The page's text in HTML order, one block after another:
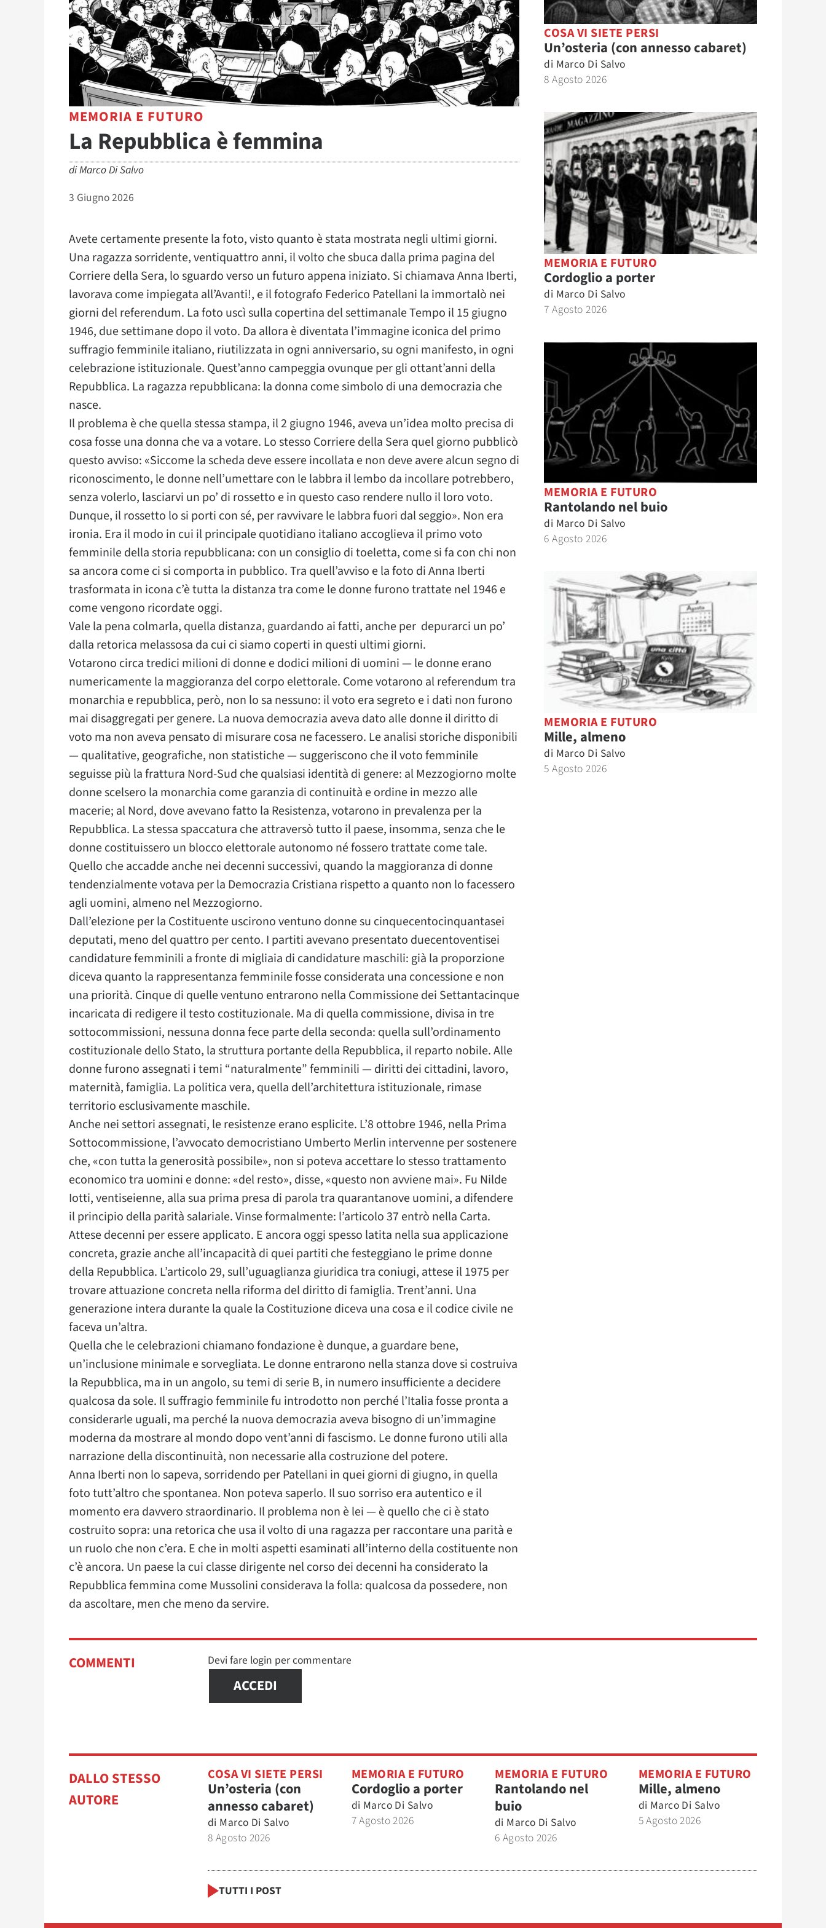
MEMORIA E FUTURO
La Repubblica è femmina
diMarco Di Salvo
3 Giugno 2026
Avete certamente presente la foto, visto quanto è stata mostrata negli ultimi giorni.
Una ragazza sorridente, ventiquattro anni, il volto che sbuca dalla prima pagina del
Corriere della Sera, lo sguardo verso un futuro appena iniziato. Si chiamava Anna Iberti,
lavorava come impiegata all’Avanti!, e il fotografo Federico Patellani la immortalò nei
giorni del referendum. La foto uscì sulla copertina del settimanale Tempo il 15 giugno
1946, due settimane dopo il voto. Da allora è diventata l’immagine iconica del primo
suffragio femminile italiano, riutilizzata in ogni anniversario, su ogni manifesto, in ogni
celebrazione istituzionale. Quest’anno campeggia ovunque per gli ottant’anni della
Repubblica. La ragazza repubblicana: la donna come simbolo di una democrazia che
nasce.
Il problema è che quella stessa stampa, il 2 giugno 1946, aveva un’idea molto precisa di
cosa fosse una donna che va a votare. Lo stesso Corriere della Sera quel giorno pubblicò
questo avviso: «Siccome la scheda deve essere incollata e non deve avere alcun segno di
riconoscimento, le donne nell’umettare con le labbra il lembo da incollare potrebbero,
senza volerlo, lasciarvi un po’ di rossetto e in questo caso rendere nullo il loro voto.
Dunque, il rossetto lo si porti con sé, per ravvivare le labbra fuori dal seggio». Non era
ironia. Era il modo in cui il principale quotidiano italiano accoglieva il primo voto
femminile della storia repubblicana: con un consiglio di toeletta, come si fa con chi non
sa ancora come ci si comporta in pubblico. Tra quell’avviso e la foto di Anna Iberti
trasformata in icona c’è tutta la distanza tra come le donne furono trattate nel 1946 e
come vengono ricordate oggi.
Vale la pena colmarla, quella distanza, guardando ai fatti, anche per depurarci un po’
dalla retorica melassosa da cui ci siamo coperti in questi ultimi giorni.
Votarono circa tredici milioni di donne e dodici milioni di uomini — le donne erano
numericamente la maggioranza del corpo elettorale. Come votarono al referendum tra
monarchia e repubblica, però, non lo sa nessuno: il voto era segreto e i dati non furono
mai disaggregati per genere. La nuova democrazia aveva dato alle donne il diritto di
voto ma non aveva pensato di misurare cosa ne facessero. Le analisi storiche disponibili
— qualitative, geografiche, non statistiche — suggeriscono che il voto femminile
seguisse più la frattura Nord-Sud che qualsiasi identità di genere: al Mezzogiorno molte
donne scelsero la monarchia come garanzia di continuità e ordine in mezzo alle
macerie; al Nord, dove avevano fatto la Resistenza, votarono in prevalenza per la
Repubblica. La stessa spaccatura che attraversò tutto il paese, insomma, senza che le
donne costituissero un blocco elettorale autonomo né fossero trattate come tale.
Quello che accadde anche nei decenni successivi, quando la maggioranza di donne
tendenzialmente votava per la Democrazia Cristiana rispetto a quanto non lo facessero
agli uomini, almeno nel Mezzogiorno.
Dall’elezione per la Costituente uscirono ventuno donne su cinquecentocinquantasei
deputati, meno del quattro per cento. I partiti avevano presentato duecentoventisei
candidature femminili a fronte di migliaia di candidature maschili: già la proporzione
diceva quanto la rappresentanza femminile fosse considerata una concessione e non
una priorità. Cinque di quelle ventuno entrarono nella Commissione dei Settantacinque
incaricata di redigere il testo costituzionale. Ma di quella commissione, divisa in tre
sottocommissioni, nessuna donna fece parte della seconda: quella sull’ordinamento
costituzionale dello Stato, la struttura portante della Repubblica, il reparto nobile. Alle
donne furono assegnati i temi “naturalmente” femminili — diritti dei cittadini, lavoro,
maternità, famiglia. La politica vera, quella dell’architettura istituzionale, rimase
territorio esclusivamente maschile.
Anche nei settori assegnati, le resistenze erano esplicite. L’8 ottobre 1946, nella Prima
Sottocommissione, l’avvocato democristiano Umberto Merlin intervenne per sostenere
che, «con tutta la generosità possibile», non si poteva accettare lo stesso trattamento
economico tra uomini e donne: «del resto», disse, «questo non avviene mai». Fu Nilde
Iotti, ventiseienne, alla sua prima presa di parola tra quarantanove uomini, a difendere
il principio della parità salariale. Vinse formalmente: l’articolo 37 entrò nella Carta.
Attese decenni per essere applicato. E ancora oggi spesso latita nella sua applicazione
concreta, grazie anche all’incapacità di quei partiti che festeggiano le prime donne
della Repubblica. L’articolo 29, sull’uguaglianza giuridica tra coniugi, attese il 1975 per
trovare attuazione concreta nella riforma del diritto di famiglia. Trent’anni. Una
generazione intera durante la quale la Costituzione diceva una cosa e il codice civile ne
faceva un’altra.
Quella che le celebrazioni chiamano fondazione è dunque, a guardare bene,
un’inclusione minimale e sorvegliata. Le donne entrarono nella stanza dove si costruiva
la Repubblica, ma in un angolo, su temi di serie B, in numero insufficiente a decidere
qualcosa da sole. Il suffragio femminile fu introdotto non perché l’Italia fosse pronta a
considerarle uguali, ma perché la nuova democrazia aveva bisogno di un’immagine
moderna da mostrare al mondo dopo vent’anni di fascismo. Le donne furono utili alla
narrazione della discontinuità, non necessarie alla costruzione del potere.
Anna Iberti non lo sapeva, sorridendo per Patellani in quei giorni di giugno, in quella
foto tutt’altro che spontanea. Non poteva saperlo. Il suo sorriso era autentico e il
momento era davvero straordinario. Il problema non è lei — è quello che ci è stato
costruito sopra: una retorica che usa il volto di una ragazza per raccontare una parità e
un ruolo che non c’era. E che in molti aspetti esaminati all’interno della costituente non
c’è ancora. Un paese la cui classe dirigente nel corso dei decenni ha considerato la
Repubblica femmina come Mussolini considerava la folla: qualcosa da possedere, non
da ascoltare, men che meno da servire.
COSA VI SIETE PERSI
Un’osteria (con annesso cabaret)
di Marco Di Salvo
8 Agosto 2026
MEMORIA E FUTURO
Cordoglio a porter
di Marco Di Salvo
7 Agosto 2026
MEMORIA E FUTURO
Rantolando nel buio
di Marco Di Salvo
6 Agosto 2026
MEMORIA E FUTURO
Mille, almeno
di Marco Di Salvo
5 Agosto 2026
COMMENTI Devi fare login per commentare
ACCEDI
DALLO STESSO
AUTORE
COSA VI SIETE PERSI
Un’osteria (con
annesso cabaret)
di Marco Di Salvo
8 Agosto 2026
MEMORIA E FUTURO
Cordoglio a porter
di Marco Di Salvo
7 Agosto 2026
MEMORIA E FUTURO
Rantolando nel
buio
di Marco Di Salvo
6 Agosto 2026
MEMORIA E FUTURO
Mille, almeno
di Marco Di Salvo
5 Agosto 2026
TUTTI I POST